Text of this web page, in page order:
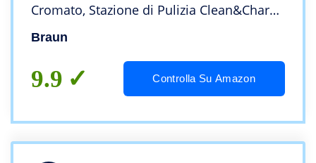
Cromato, Stazione di Pulizia Clean&Charge
e Custodia Da Viaggio In Pelle, Wet&Dry,
Braun
9.9 Controlla Su Amazon